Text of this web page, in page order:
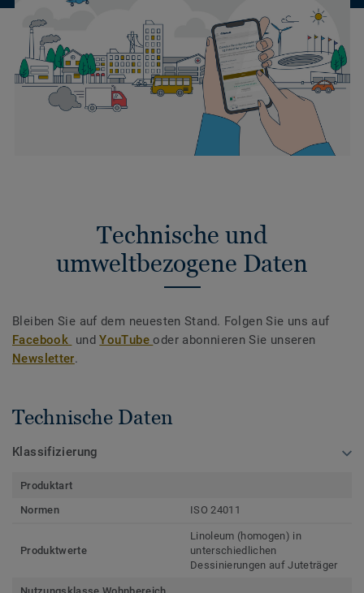
Technische und
umweltbezogene Daten
Bleiben Sie auf dem neuesten Stand. Folgen Sie uns auf
Facebook undYouTubeoder abonnieren Sie unseren
Newsletter.
Technische Daten
Klassifizierung
Produktart
Normen
ISO 24011
Produktwerte
Linoleum (homogen) in
unterschiedlichen
Dessinierungen auf Juteträger